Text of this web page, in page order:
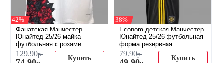
-42%
Фанатская Манчестер
Юнайтед 25/26 майка
футбольная с розами
129.90р. Купить
-38%
Econom детская Манчестер
Юнайтед 25/26 футбольная
форма резервная
(распродажа)
79.90р. Купить